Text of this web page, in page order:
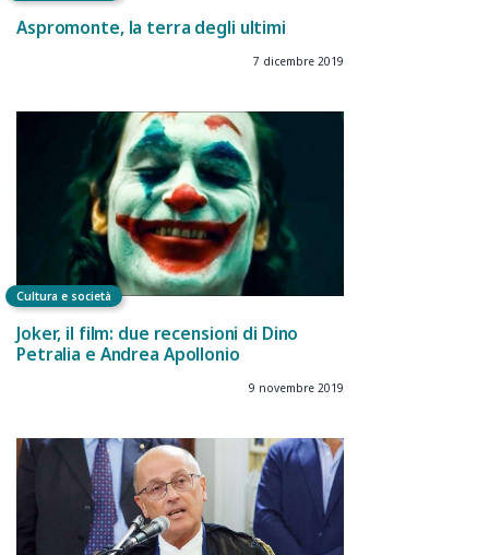
Aspromonte, la terra degli ultimi
7 dicembre 2019
Cultura e società
Joker, il film: due recensioni di Dino
Petralia e Andrea Apollonio
9 novembre 2019